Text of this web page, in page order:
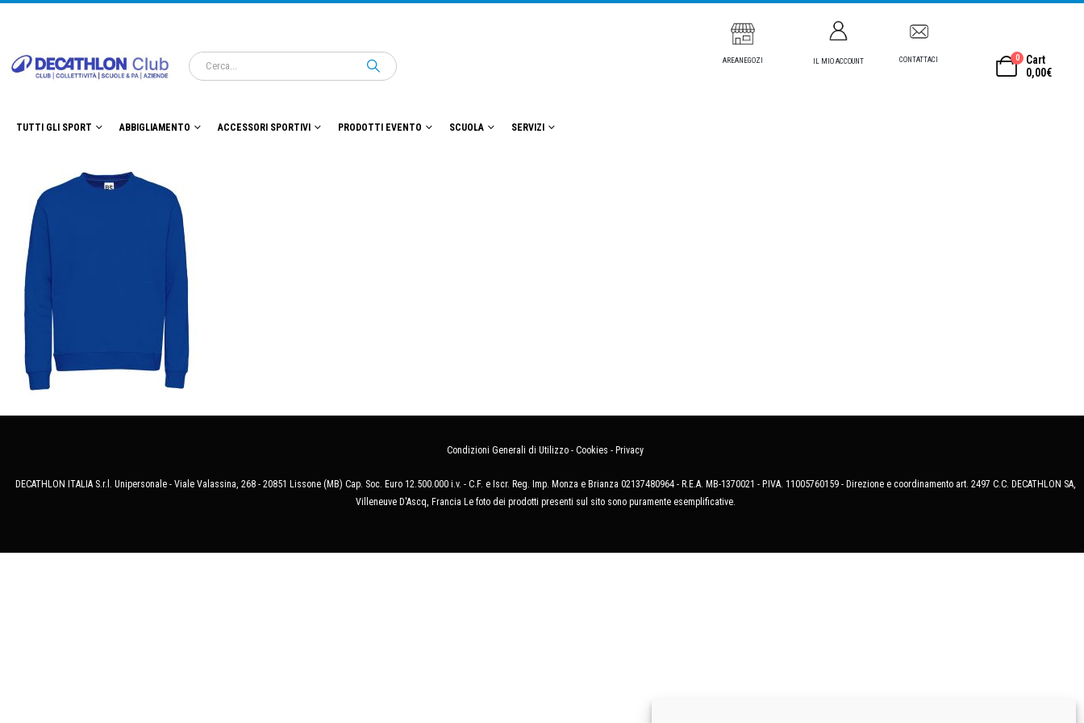
AREANEGOZI IL MIO ACCOUNT CONTATTACI 0
Cart
0,00€
TUTTI GLI SPORT ABBIGLIAMENTO ACCESSORI SPORTIVI PRODOTTI EVENTO SCUOLA SERVIZI
Condizioni Generali di Utilizzo - Cookies - Privacy
DECATHLON ITALIA S.r.l. Unipersonale - Viale Valassina, 268 - 20851 Lissone (MB) Cap. Soc. Euro 12.500.000 i.v. - C.F. e Iscr. Reg. Imp. Monza e Brianza 02137480964 - R.E.A. MB-1370021 - P.IVA. 11005760159 - Direzione e coordinamento art. 2497 C.C. DECATHLON SA,
Villeneuve D'Ascq, Francia Le foto dei prodotti presenti sul sito sono puramente esemplificative.